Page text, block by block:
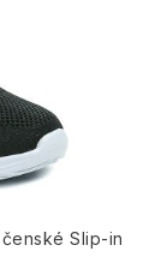
Slip-in